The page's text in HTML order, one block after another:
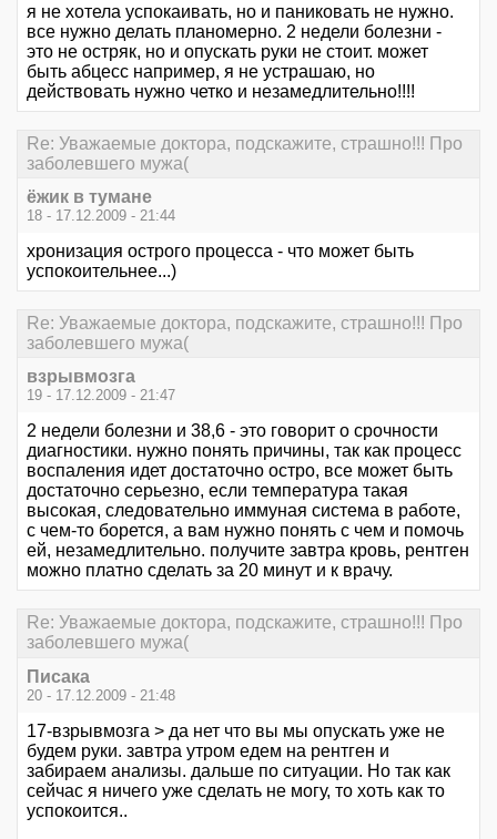
я не хотела успокаивать, но и паниковать не нужно.
все нужно делать планомерно. 2 недели болезни -
это не остряк, но и опускать руки не стоит. может
быть абцесс например, я не устрашаю, но
действовать нужно четко и незамедлительно!!!!
Re: Уважаемые доктора, подскажите, страшно!!! Про
заболевшего мужа(
ёжик в тумане
18 - 17.12.2009 - 21:44
хронизация острого процесса - что может быть
успокоительнее...)
Re: Уважаемые доктора, подскажите, страшно!!! Про
заболевшего мужа(
взрывмозга
19 - 17.12.2009 - 21:47
2 недели болезни и 38,6 - это говорит о срочности
диагностики. нужно понять причины, так как процесс
воспаления идет достаточно остро, все может быть
достаточно серьезно, если температура такая
высокая, следовательно иммуная система в работе,
с чем-то борется, а вам нужно понять с чем и помочь
ей, незамедлительно. получите завтра кровь, рентген
можно платно сделать за 20 минут и к врачу.
Re: Уважаемые доктора, подскажите, страшно!!! Про
заболевшего мужа(
Писака
20 - 17.12.2009 - 21:48
17-взрывмозга > да нет что вы мы опускать уже не
будем руки. завтра утром едем на рентген и
забираем анализы. дальше по ситуации. Но так как
сейчас я ничего уже сделать не могу, то хоть как то
успокоится..